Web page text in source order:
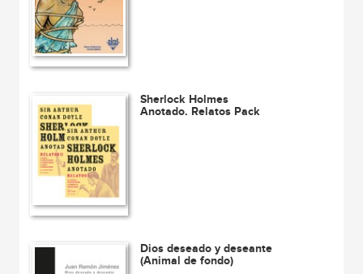
Sherlock Holmes
Anotado. Relatos Pack
Dios deseado y deseante
(Animal de fondo)